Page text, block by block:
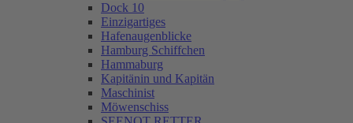
Dock 10
Einzigartiges
Hafenaugen­blicke
Hamburg Schiffchen
Hammaburg
Kapitänin und Kapitän
Maschinist
Möwenschiss